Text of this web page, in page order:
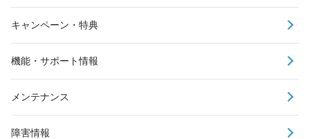
キャンペーン・特典
機能・サポート情報
メンテナンス
障害情報